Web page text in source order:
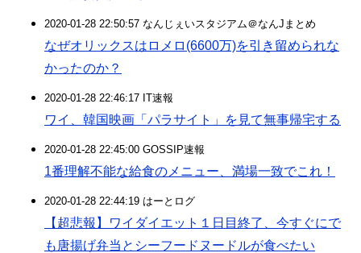
2020-01-28 22:50:57 なんじぇいスタジアム＠なんJまとめ
なぜオリックスはロメロ(6600万)を引き留められな
かったのか？
2020-01-28 22:46:17 IT速報
ワイ、韓国映画「パラサイト」を見て無事帰宅する
2020-01-28 22:45:00 GOSSIP速報
1番理解不能な給食のメニュー、満場一致でこれ！
2020-01-28 22:44:19 はーとログ
【超悲報】ワイダイエット１日目終了、今すぐにで
も唐揚げ弁当とシーフードヌードルが食べたい